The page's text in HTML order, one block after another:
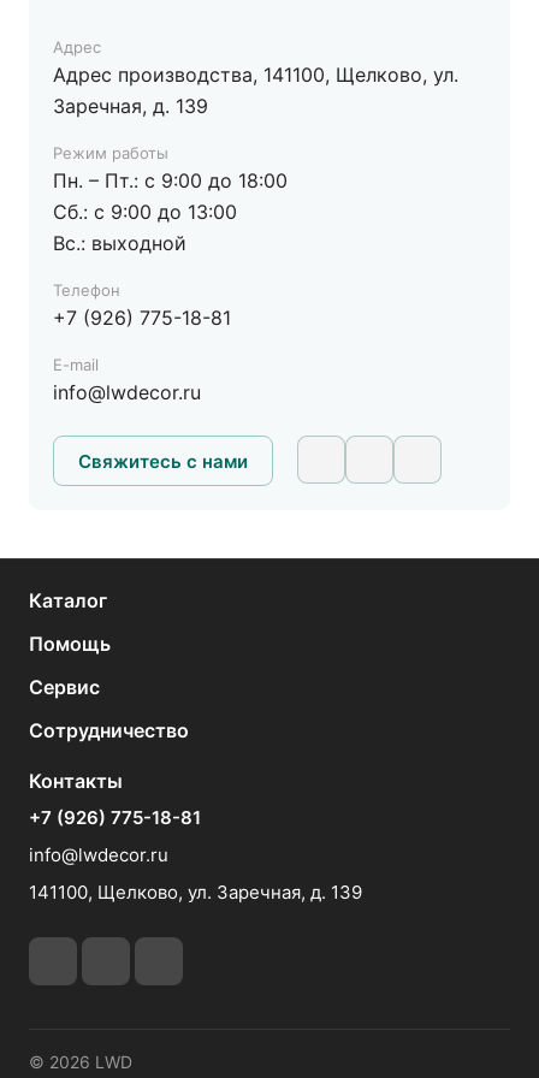
На карте
Пн.-Вс.: 10:00-22:00
dasparkettwelt@mail.ru
Das Parkett Welt (Одинцовский р-н),
Торговая стр.2
Пн.-Вс.: 10:00-20:00
8(926) 279-27-92
7107393@mail.ru
TeralDecor, г. Химки, Вашутинское шоссе,
Пн-Вс: 9:00-18:00
8-926-448-40-65
teraldecor@gmail.com
Паркетный двор, Каширское шоссе, 19,
этаж пав. 2А-1П
Пн.-Вс.: 09:00-20:00
Адрес
Адрес производства, 141100, Щелково, ул.
Заречная, д. 139
Режим работы
Пн. – Пт.: с 9:00 до 18:00
Сб.: с 9:00 до 13:00
Вс.: выходной
Телефон
+7 (926) 775-18-81
E-mail
info@lwdecor.ru
Свяжитесь с нами
Каталог
Помощь
Сервис
Сотрудничество
Контакты
+7 (926) 775-18-81
info@lwdecor.ru
141100, Щелково, ул. Заречная, д. 139
© 2026 LWD